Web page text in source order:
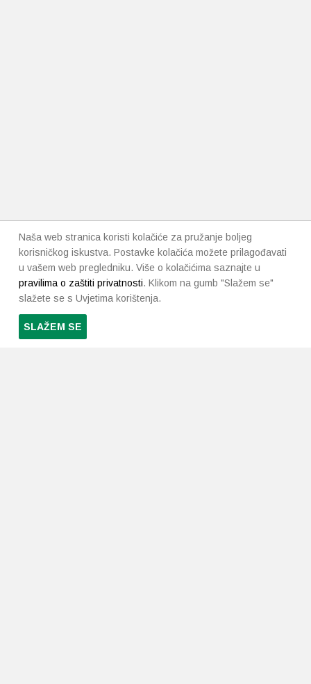
Naša web stranica koristi kolačiće za pružanje boljeg
korisničkog iskustva. Postavke kolačića možete prilagođavati
u vašem web pregledniku. Više o kolačićima saznajte u
pravilima o zaštiti privatnosti. Klikom na gumb "Slažem se"
slažete se s Uvjetima korištenja.
SLAŽEM SE